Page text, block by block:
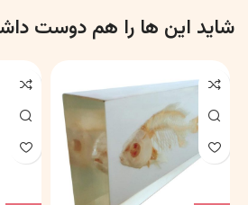
شاید این ها را هم دوست